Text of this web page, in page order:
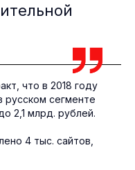
что в 2018 году
русском сегменте
2,1 млрд. рублей.
4 тыс. сайтов,